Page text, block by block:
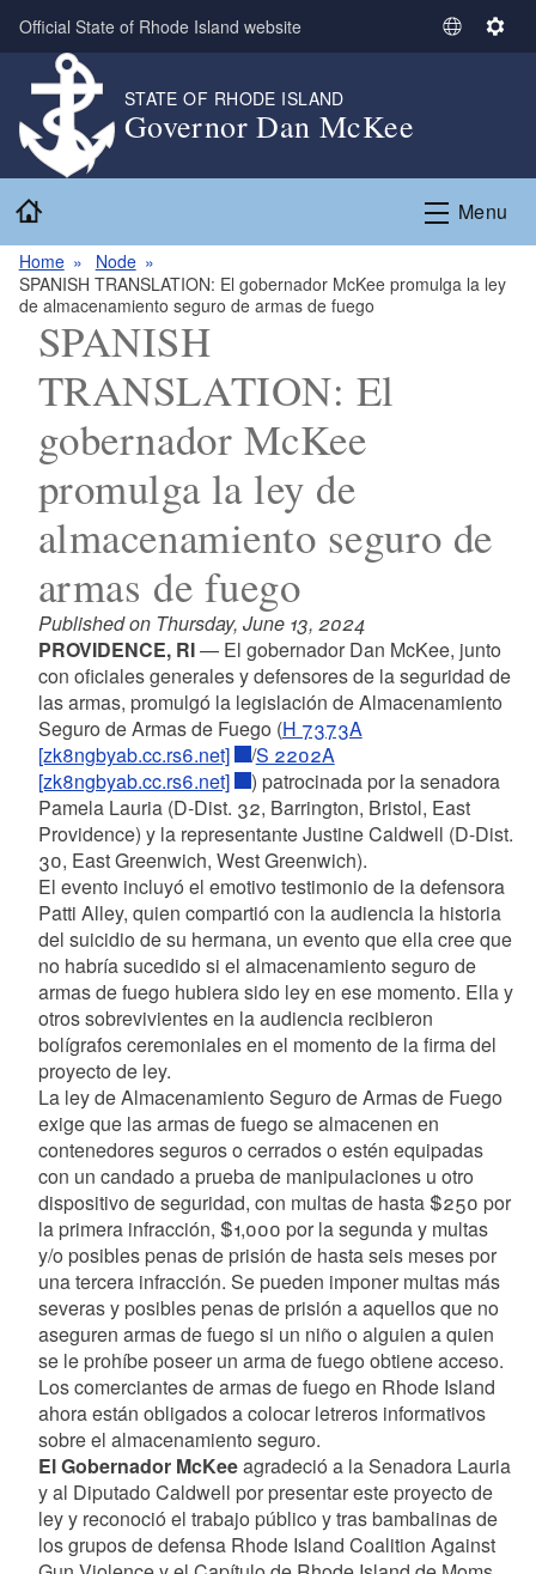
Skip to main content
Official State of Rhode Island website
S
t
L
g
S
n
g
STATE OF RHODE ISLAND
Governor Dan McKee
Menu
Home
Node
SPANISH TRANSLATION: El gobernador McKee promulga la ley
de almacenamiento seguro de armas de fuego
SPANISH
TRANSLATION: El
gobernador McKee
promulga la ley de
almacenamiento seguro de
armas de fuego
Published on Thursday, June 13, 2024
PROVIDENCE, RI— El gobernador Dan McKee, junto
con oficiales generales y defensores de la seguridad de
las armas, promulgó la legislación de Almacenamiento
Seguro de Armas de Fuego (H 7373A
[zk8ngbyab.cc.rs6.net]
/S 2202A
[zk8ngbyab.cc.rs6.net]
) patrocinada por la senadora
Pamela Lauria (D-Dist. 32, Barrington, Bristol, East
Providence) y la representante Justine Caldwell (D-Dist.
30, East Greenwich, West Greenwich).
El evento incluyó el emotivo testimonio de la defensora
Patti Alley, quien compartió con la audiencia la historia
del suicidio de su hermana, un evento que ella cree que
no habría sucedido si el almacenamiento seguro de
armas de fuego hubiera sido ley en ese momento. Ella y
otros sobrevivientes en la audiencia recibieron
bolígrafos ceremoniales en el momento de la firma del
proyecto de ley.
La ley de Almacenamiento Seguro de Armas de Fuego
exige que las armas de fuego se almacenen en
contenedores seguros o cerrados o estén equipadas
con un candado a prueba de manipulaciones u otro
dispositivo de seguridad, con multas de hasta $250 por
la primera infracción, $1,000 por la segunda y multas
y/o posibles penas de prisión de hasta seis meses por
una tercera infracción. Se pueden imponer multas más
severas y posibles penas de prisión a aquellos que no
aseguren armas de fuego si un niño o alguien a quien
se le prohíbe poseer un arma de fuego obtiene acceso.
Los comerciantes de armas de fuego en Rhode Island
ahora están obligados a colocar letreros informativos
sobre el almacenamiento seguro.
El Gobernador McKeeagradeció a la Senadora Lauria
y al Diputado Caldwell por presentar este proyecto de
ley y reconoció el trabajo público y tras bambalinas de
los grupos de defensa Rhode Island Coalition Against